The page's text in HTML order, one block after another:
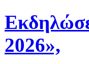
2026»,